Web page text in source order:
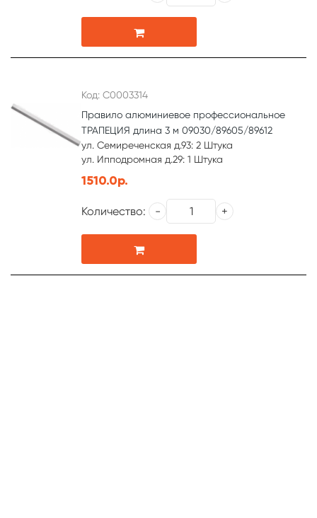
Код: С0003314
Правило алюминиевое профессиональное
ТРАПЕЦИЯ длина 3 м 09030/89605/89612
ул. Семиреченская д.93: 2 Штука
ул. Ипподромная д.29: 1 Штука
1510.0р.
Количество: